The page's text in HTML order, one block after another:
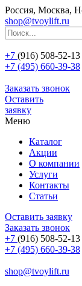
Россия, Москва,
shop@tvoylift.ru
+7 (916) 508-52-13
+7 (495) 660-39-38
Заказать звонок
Оставить
заявку
Меню
Каталог
Акции
О компании
Услуги
Контакты
Статьи
Оставить заявку
Заказать звонок
+7 (916) 508-52-13
+7 (495) 660-39-38
shop@tvoylift.ru